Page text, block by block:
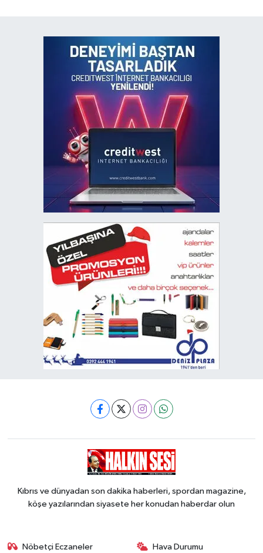
Kıbrıs ve dünyadan son dakika haberleri, spordan magazine,
köşe yazılarından siyasete her konudan haberdar olun
Nöbetçi Eczaneler Hava Durumu